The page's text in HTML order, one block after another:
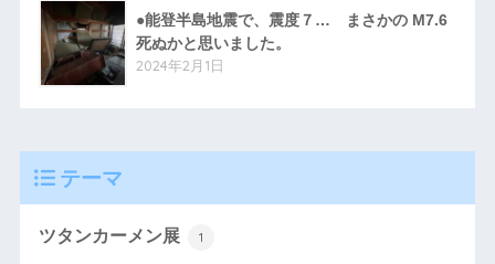
●能登半島地震で、震度７… まさかの M7.6
死ぬかと思いました。
2024年2月1日
テーマ
ツタンカーメン展 1